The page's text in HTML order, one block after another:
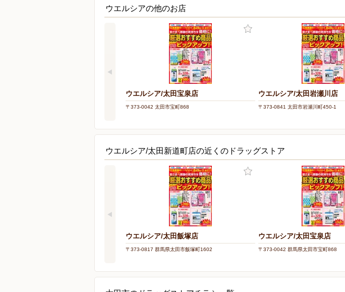
ウエルシアの他のお店
ウエルシア/太田宝泉店
〒373-0042 太田市宝町868
ウエルシア/太田岩瀬川店
〒373-0841 太田市岩瀬川町450-1
ウエルシア/太田新道町店の近くのドラッグストア
ウエルシア/太田飯塚店
〒373-0817 群馬県太田市飯塚町1602
ウエルシア/太田宝泉店
〒373-0042 群馬県太田市宝町868